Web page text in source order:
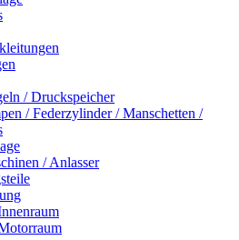
/ Druckspeicher
/ Federzylinder / Manschetten /
/ Anlasser